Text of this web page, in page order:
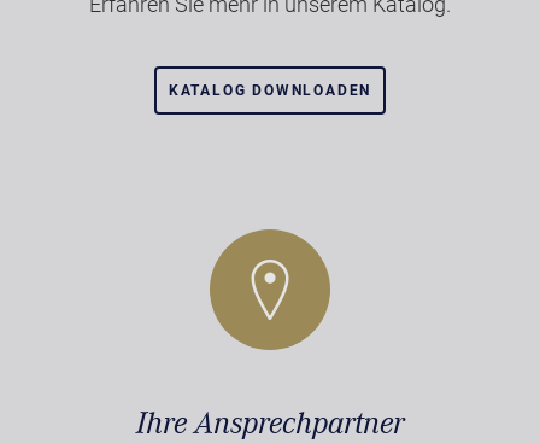
KATALOG DOWNLOADEN
Ihre Ansprechpartner